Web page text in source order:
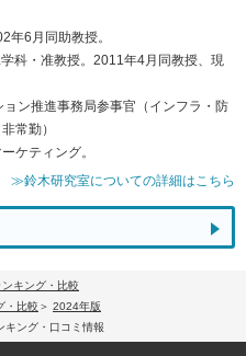
年6月同助教授。
科・准教授。2011年4月同教授、現
ン推進事務局参事官（インフラ・防
常勤）
ケティング。
≫鈴木研究室についての詳細はこちら
キング・比較
・比較
2024年版
キング・口コミ情報